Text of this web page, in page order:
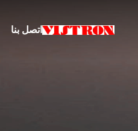
اتصل بنا